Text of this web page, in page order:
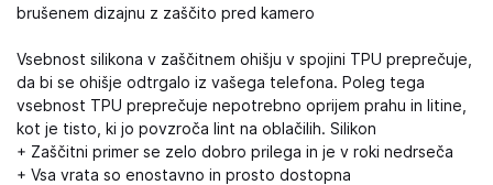
brušenem dizajnu z zaščito pred kamero
Vsebnost silikona v zaščitnem ohišju v spojini TPU preprečuje,
da bi se ohišje odtrgalo iz vašega telefona. Poleg tega
vsebnost TPU preprečuje nepotrebno oprijem prahu in litine,
kot je tisto, ki jo povzroča lint na oblačilih. Silikon
+ Zaščitni primer se zelo dobro prilega in je v roki nedrseča
+ Vsa vrata so enostavno in prosto dostopna